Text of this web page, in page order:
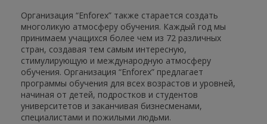
Организация “Enforex” также старается создать
многоликую атмосферу обучения. Каждый год мы
принимаем учащихся более чем из 72 различных
стран, создавая тем самым интересную,
стимулирующую и международную атмосферу
обучения. Организация “Enforex” предлагает
программы обучения для всех возрастов и уровней,
начиная от детей, подростков и студентов
университетов и заканчивая бизнесменами,
специалистами и пожилыми людьми.